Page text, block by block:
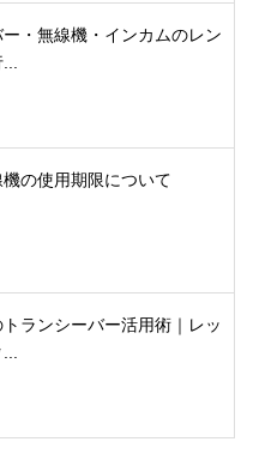
ー・無線機・インカムのレン
...
の使用期限について
ランシーバー活用術｜レッ
...